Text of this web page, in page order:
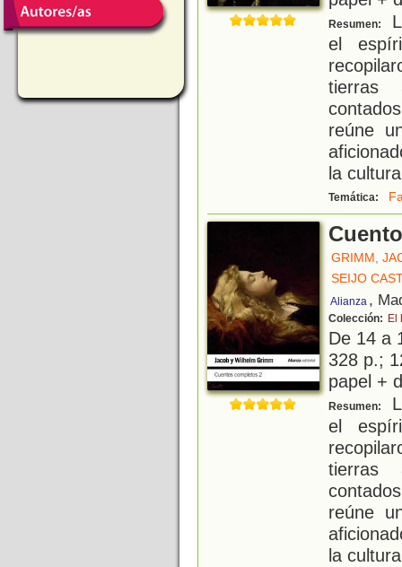
Resumen:
el
tierras
reúne
la
Temática:
GRIMM,
SEIJO
Alianza ,
Colección: El
De 14 a
328 p.;
papel +
Resumen:
el
tierras
reúne
la